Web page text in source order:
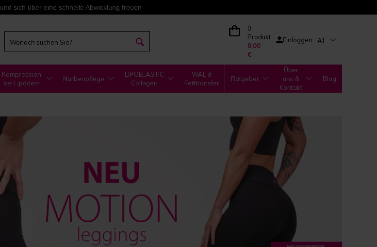
und sich über eine schnelle Abwicklung freuen
0
Produkt
0,00
€
Einloggen AT
Kompression
bei Lipödem
Narbenpflege
LIPOELASTIC
Collagen
WAL &
Fetttransfer
Ratgeber
Über
uns &
Kontakt
Blog